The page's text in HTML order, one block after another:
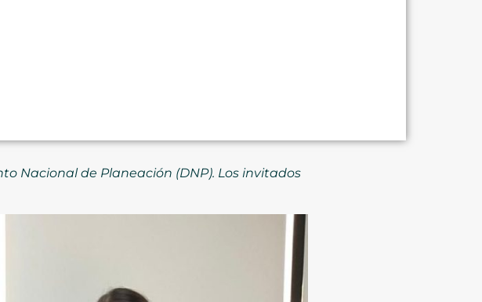
Nacional de Planeación (DNP). Los invitados